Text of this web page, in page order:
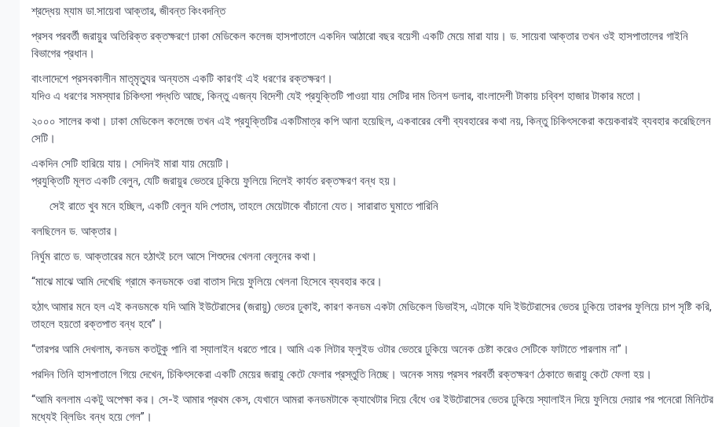
শ্রদ্ধেয় ম্যাম ডা.সায়েবা আক্তার, জীবন্ত কিংবদন্তি
প্রসব পরবর্তী জরায়ুর অতিরিক্ত রক্তক্ষরণে ঢাকা মেডিকেল কলেজ হাসপাতালে একদিন আঠারো বছর বয়েসী একটি মেয়ে মারা যায়। ড. সায়েবা আক্তার তখন ওই হাসপাতালের গাইনি
বিভাগের প্রধান।
বাংলাদেশে প্রসবকালীন মাতৃমৃত্যুর অন্যতম একটি কারণই এই ধরণের রক্তক্ষরণ।
যদিও এ ধরণের সমস্যার চিকিৎসা পদ্ধতি আছে, কিন্তু এজন্য বিদেশী যেই প্রযুক্তিটি পাওয়া যায় সেটির দাম তিনশ ডলার, বাংলাদেশী টাকায় চব্বিশ হাজার টাকার মতো।
২০০০ সালের কথা। ঢাকা মেডিকেল কলেজে তখন এই প্রযুক্তিটির একটিমাত্র কপি আনা হয়েছিল, একবারের বেশী ব্যবহারের কথা নয়, কিন্তু চিকিৎসকেরা কয়েকবারই ব্যবহার করেছিলেন
সেটি।
একদিন সেটি হারিয়ে যায়। সেদিনই মারা যায় মেয়েটি।
প্রযুক্তিটি মূলত একটি বেলুন, যেটি জরায়ুর ভেতরে ঢুকিয়ে ফুলিয়ে দিলেই কার্যত রক্তক্ষরণ বন্ধ হয়।
সেই রাতে খুব মনে হচ্ছিল, একটি বেলুন যদি পেতাম, তাহলে মেয়েটাকে বাঁচানো যেত। সারারাত ঘুমাতে পারিনি
বলছিলেন ড. আক্তার।
নির্ঘুম রাতে ড. আক্তারের মনে হঠাৎই চলে আসে শিশুদের খেলনা বেলুনের কথা।
“মাঝে মাঝে আমি দেখেছি গ্রামে কনডমকে ওরা বাতাস দিয়ে ফুলিয়ে খেলনা হিসেবে ব্যবহার করে।
হঠাৎ আমার মনে হল এই কনডমকে যদি আমি ইউটেরাসের (জরায়ু) ভেতর ঢুকাই, কারণ কনডম একটা মেডিকেল ডিভাইস, এটাকে যদি ইউটেরাসের ভেতর ঢুকিয়ে তারপর ফুলিয়ে চাপ সৃষ্টি করি,
তাহলে হয়তো রক্তপাত বন্ধ হবে”।
“তারপর আমি দেখলাম, কনডম কতটুকু পানি বা স্যালাইন ধরতে পারে। আমি এক লিটার ফ্লুইড ওটার ভেতরে ঢুকিয়ে অনেক চেষ্টা করেও সেটিকে ফাটাতে পারলাম না”।
পরদিন তিনি হাসপাতালে গিয়ে দেখেন, চিকিৎসকেরা একটি মেয়ের জরায়ু কেটে ফেলার প্রস্তুতি নিচ্ছে। অনেক সময় প্রসব পরবর্তী রক্তক্ষরণ ঠেকাতে জরায়ু কেটে ফেলা হয়।
“আমি বললাম একটু অপেক্ষা কর। সে-ই আমার প্রথম কেস, যেখানে আমরা কনডমটাকে ক্যাথেটার দিয়ে বেঁধে ওর ইউটেরাসের ভেতর ঢুকিয়ে স্যালাইন দিয়ে ফুলিয়ে দেয়ার পর পনেরো মিনিটের
মধ্যেই ব্লিডিং বন্ধ হয়ে গেল”।